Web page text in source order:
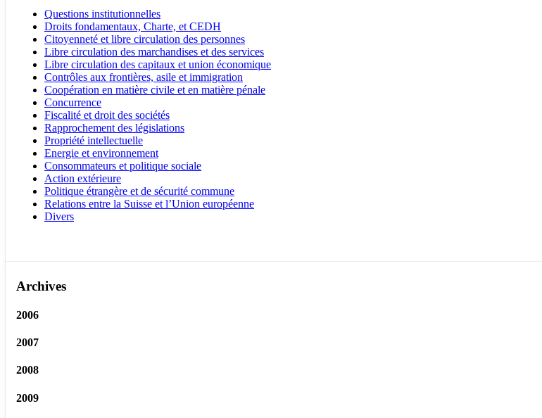
Questions institutionnelles
Droits fondamentaux, Charte, et CEDH
Citoyenneté et libre circulation des personnes
Libre circulation des marchandises et des services
Libre circulation des capitaux et union économique
Contrôles aux frontières, asile et immigration
Coopération en matière civile et en matière pénale
Concurrence
Fiscalité et droit des sociétés
Rapprochement des législations
Propriété intellectuelle
Energie et environnement
Consommateurs et politique sociale
Action extérieure
Politique étrangère et de sécurité commune
Relations entre la Suisse et l’Union européenne
Divers
Archives
2006
2007
2008
2009